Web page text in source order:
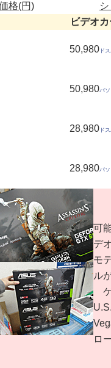
格(円)
ビデオ
50,980 ド
50,980パ
28,980 ド
28,980パ
「
可
デ
モ
ル
ゲ
ロ